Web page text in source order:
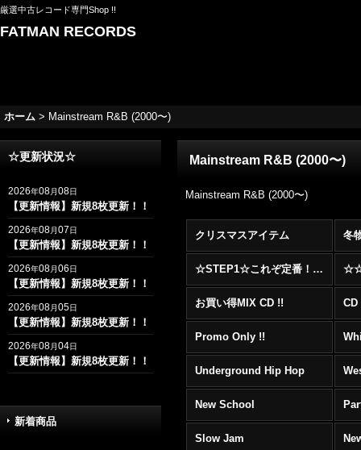
厳選中古レコード専門Shop !!
FATMAN RECORDS
ホーム > Mainstream R&B (2000〜)
☆更新状況☆
2026年08月08日
【更新情報】新規8枚更新！！
2026年08月07日
【更新情報】新規8枚更新！！
2026年08月06日
【更新情報】新規8枚更新！！
2026年08月05日
【更新情報】新規8枚更新！！
2026年08月04日
【更新情報】新規8枚更新！！
新着商品
Mainstream R&B (2000〜)
Mainstream R&B (2000〜)
クリスマスアイテム 冬
☆STEP1☆これぞ定番！！まずはここから！2000年代R&BフロアヒットBest 100 !!!
お買い得MIX CD !!
Promo Only !!
Underground Hip Hop
New School
Slow Jam